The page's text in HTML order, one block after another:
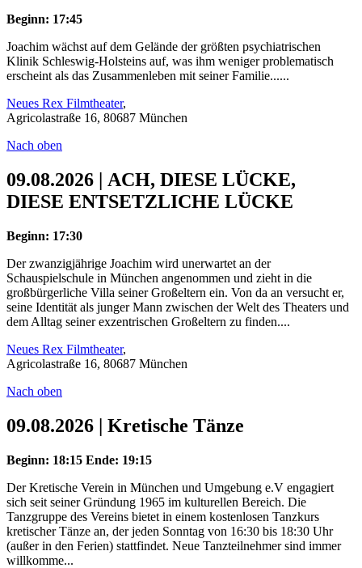
Beginn: 17:45
Joachim wächst auf dem Gelände der größten psychiatrischen
Klinik Schleswig-Holsteins auf, was ihm weniger problematisch
erscheint als das Zusammenleben mit seiner Familie......
Neues Rex Filmtheater,
Agricolastraße 16, 80687 München
Nach oben
09.08.2026 | ACH, DIESE LÜCKE,
DIESE ENTSETZLICHE LÜCKE
Beginn: 17:30
Der zwanzigjährige Joachim wird unerwartet an der
Schauspielschule in München angenommen und zieht in die
großbürgerliche Villa seiner Großeltern ein. Von da an versucht er,
seine Identität als junger Mann zwischen der Welt des Theaters und
dem Alltag seiner exzentrischen Großeltern zu finden....
Neues Rex Filmtheater,
Agricolastraße 16, 80687 München
Nach oben
09.08.2026 | Kretische Tänze
Beginn: 18:15 Ende: 19:15
Der Kretische Verein in München und Umgebung e.V engagiert
sich seit seiner Gründung 1965 im kulturellen Bereich. Die
Tanzgruppe des Vereins bietet in einem kostenlosen Tanzkurs
kretischer Tänze an, der jeden Sonntag von 16:30 bis 18:30 Uhr
(außer in den Ferien) stattfindet. Neue Tanzteilnehmer sind immer
willkomme...